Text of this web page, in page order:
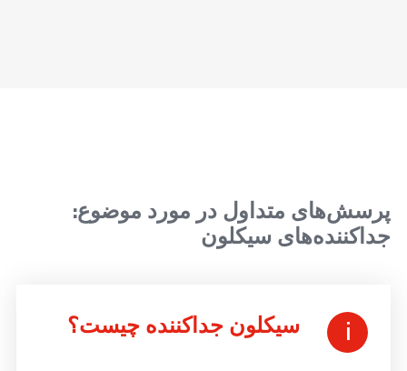
پرسش‌های متداول در مورد موضوع:
جداکننده‌های سیکلون
سیکلون جداکننده چیست؟